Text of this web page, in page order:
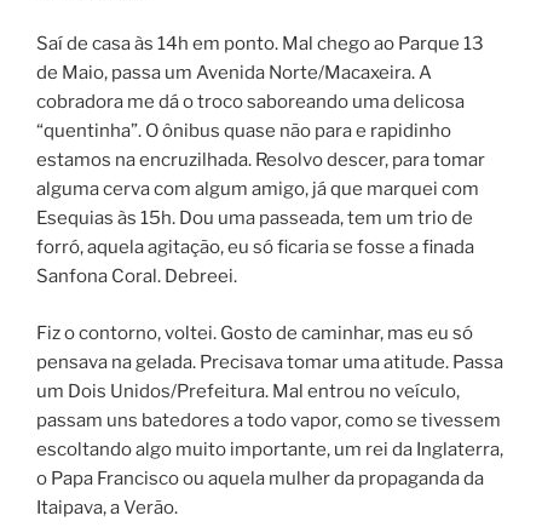
Saí de casa às 14h em ponto. Mal chego ao Parque 13
de Maio, passa um Avenida Norte/Macaxeira. A
cobradora me dá o troco saboreando uma delicosa
“quentinha”. O ônibus quase não para e rapidinho
estamos na encruzilhada. Resolvo descer, para tomar
alguma cerva com algum amigo, já que marquei com
Esequias às 15h. Dou uma passeada, tem um trio de
forró, aquela agitação, eu só ficaria se fosse a finada
Sanfona Coral. Debreei.
Fiz o contorno, voltei. Gosto de caminhar, mas eu só
pensava na gelada. Precisava tomar uma atitude. Passa
um Dois Unidos/Prefeitura. Mal entrou no veículo,
passam uns batedores a todo vapor, como se tivessem
escoltando algo muito importante, um rei da Inglaterra,
o Papa Francisco ou aquela mulher da propaganda da
Itaipava, a Verão.